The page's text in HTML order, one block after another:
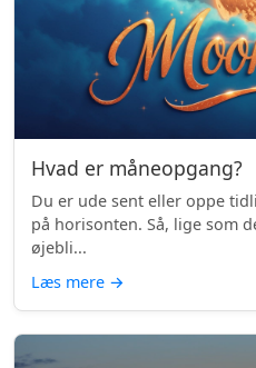
Hvad er måneopgang?
Du er ude sent eller oppe
på horisonten. Så, lige som
øjebli...
Læs mere →